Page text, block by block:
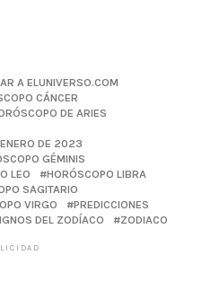
A ELUNIVERSO.COM
CÁNCER
DE ARIES
DE 2023
GÉMINIS
LEO
HORÓSCOPO LIBRA
SAGITARIO
VIRGO
PREDICCIONES
DEL ZODÍACO ZODIACO